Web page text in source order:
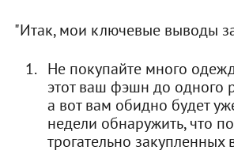
"Итак, мои ключевые выводы
Не покупайте много
этот ваш фэшн до одного
а вот вам обидно будет
недели обнаружить, что
трогательно закупленных